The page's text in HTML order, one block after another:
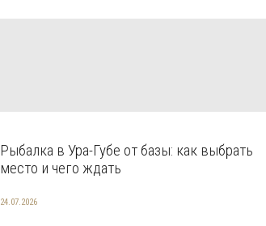
Рыбалка в Ура-Губе от базы: как выбрать
место и чего ждать
24.07.2026